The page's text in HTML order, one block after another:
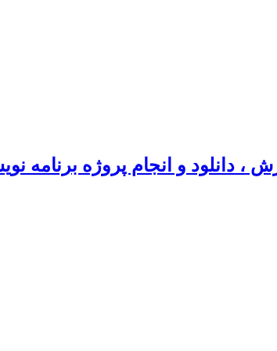
دانلود و انجام پروژه برنامه